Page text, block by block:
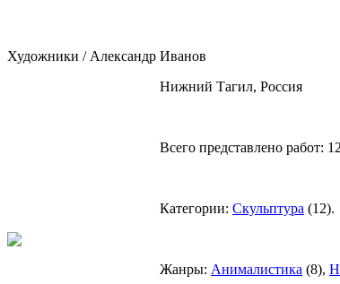
Художники / Александр Иванов
Нижний Тагил, Россия
Всего представлено работ: 12
Категории: Скульптура (12).
Жанры: Анималистикa (8),